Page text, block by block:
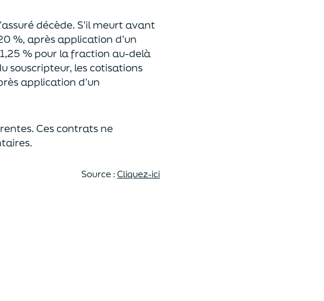
décède. S’il meurt avant
%, après application d’un
% pour la fraction au-delà
souscripteur, les cotisations
application d’un
Ces contrats ne
Source : Cliquez-ici